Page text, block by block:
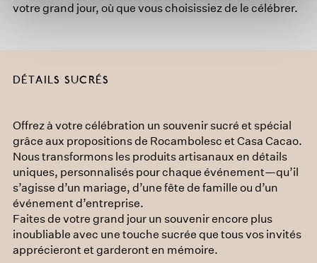
votre grand jour, où que vous choisissiez de le célébrer.
DÉTAILS SUCRÉS
Offrez à votre célébration un souvenir sucré et spécial
grâce aux propositions de Rocambolesc et Casa Cacao.
Nous transformons les produits artisanaux en détails
uniques, personnalisés pour chaque événement—qu’il
s’agisse d’un mariage, d’une fête de famille ou d’un
événement d’entreprise.
Faites de votre grand jour un souvenir encore plus
inoubliable avec une touche sucrée que tous vos invités
apprécieront et garderont en mémoire.